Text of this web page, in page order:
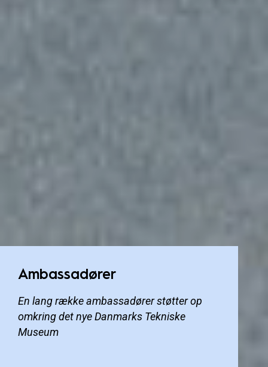
Ambassadører
En lang række ambassadører støtter op
omkring det nye Danmarks Tekniske
Museum